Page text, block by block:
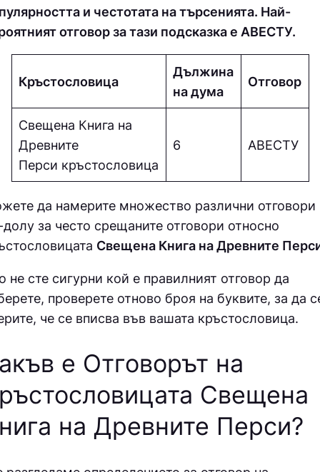
и честотата на търсенията. Най-
отговор за тази подсказка е АВECТУ.
Кръстословица
Дължина
на дума
Отговор
Свещена Книга на
Древните
Перси кръстословица
6 АВECТУ
да намерите множество различни отговори
за често срещаните отговори относно
Свещена Книга на Древните
не сте сигурни кой е правилният отговор да
проверете отново броя на буквите, за да
че се вписва във вашата кръстословица.
е Отговорът на
Свещена
на Древните Перси?